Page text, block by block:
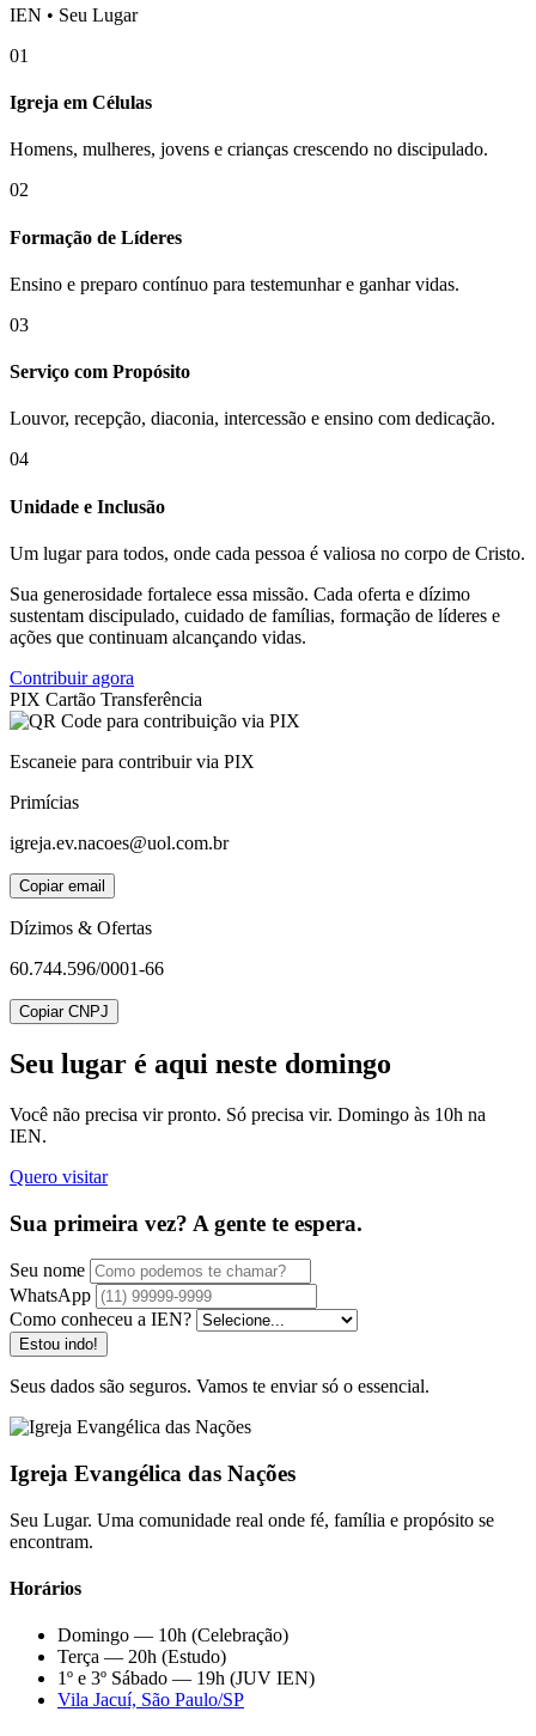
IEN • Seu Lugar
01
Igreja em Células
Homens, mulheres, jovens e crianças crescendo no discipulado.
02
Formação de Líderes
Ensino e preparo contínuo para testemunhar e ganhar vidas.
03
Serviço com Propósito
Louvor, recepção, diaconia, intercessão e ensino com dedicação.
04
Unidade e Inclusão
Um lugar para todos, onde cada pessoa é valiosa no corpo de Cristo.
Sua generosidade fortalece essa missão. Cada oferta e dízimo
sustentam discipulado, cuidado de famílias, formação de líderes e
ações que continuam alcançando vidas.
Contribuir agora
PIX Cartão Transferência
Escaneie para contribuir via PIX
Primícias
igreja.ev.nacoes@uol.com.br
Copiar email
Dízimos & Ofertas
60.744.596/0001-66
Copiar CNPJ
Seu lugar é aqui neste domingo
Você não precisa vir pronto. Só precisa vir. Domingo às 10h na
IEN.
Quero visitar
Sua primeira vez? A gente te espera.
Seu nome
WhatsApp
Como conheceu a IEN?
Estou indo!
Seus dados são seguros. Vamos te enviar só o essencial.
Igreja Evangélica das Nações
Seu Lugar. Uma comunidade real onde fé, família e propósito se
encontram.
Horários
Domingo — 10h (Celebração)
Terça — 20h (Estudo)
1º e 3º Sábado — 19h (JUV IEN)
Vila Jacuí, São Paulo/SP